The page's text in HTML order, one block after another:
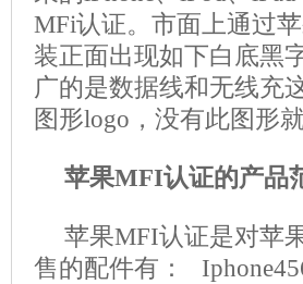
MFi认证。市面上通过
装正面出现如下白底黑
广的是数据线和无线充
图形logo，没有此图形
苹果MFI认证的产品
苹果MFI认证是对苹
售的配件有：